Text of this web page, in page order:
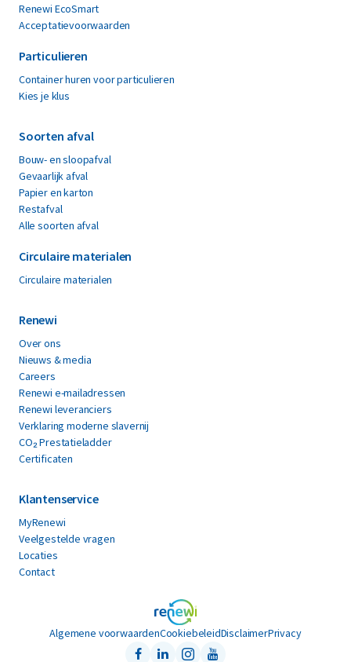
Renewi EcoSmart
Acceptatievoorwaarden
Particulieren
Container huren voor particulieren
Kies je klus
Soorten afval
Bouw- en sloopafval
Gevaarlijk afval
Papier en karton
Restafval
Alle soorten afval
Circulaire materialen
Circulaire materialen
Renewi
Over ons
Nieuws & media
Careers
Renewi e-mailadressen
Renewi leveranciers
Verklaring moderne slavernij
CO₂ Prestatieladder
Certificaten
Klantenservice
MyRenewi
Veelgestelde vragen
Locaties
Contact
Algemene voorwaardenCookiebeleidDisclaimerPrivacy